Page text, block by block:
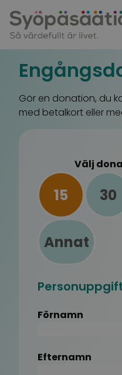
Gör en donation, du
med betalkort eller
Välj
15 30
Annat
Förnamn
Efternamn